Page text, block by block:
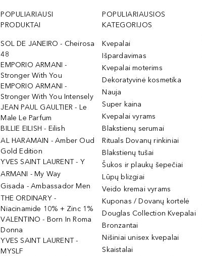
POPULIARIAUSI
PRODUKTAI
SOL DE JANEIRO - Cheirosa
48
EMPORIO ARMANI -
Stronger With You
EMPORIO ARMANI -
Stronger With You Intensely
JEAN PAUL GAULTIER - Le
Male Le Parfum
BILLIE EILISH - Eilish
AL HARAMAIN - Amber Oud
Gold Edition
YVES SAINT LAURENT - Y
ARMANI - My Way
Gisada - Ambassador Men
THE ORDINARY -
Niacinamide 10% + Zinc 1%
VALENTINO - Born In Roma
Donna
YVES SAINT LAURENT -
MYSLF
POPULIARIAUSIOS
KATEGORIJOS
Kvepalai
Išpardavimas
Kvepalai moterims
Dekoratyvinė kosmetika
Nauja
Super kaina
Kvepalai vyrams
Blakstienų serumai
Rituals Dovanų rinkiniai
Blakstienų tušai
Šukos ir plaukų šepečiai
Lūpų blizgiai
Veido kremai vyrams
Kuponas / Dovanų kortelė
Douglas Collection Kvepalai
Bronzantai
Nišiniai unisex kvepalai
Skaistalai